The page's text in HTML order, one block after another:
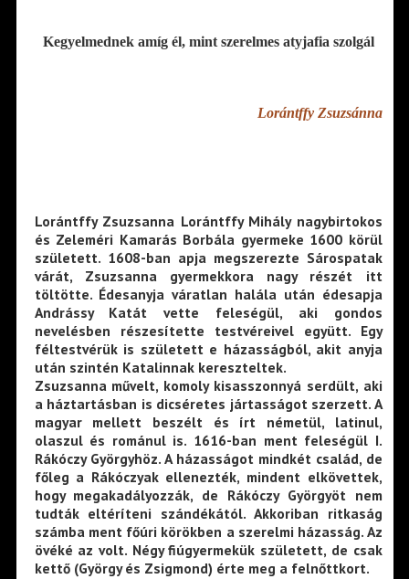
Kegyelmednek amíg él, mint szerelmes atyjafia szolgál
Lorántffy Zsuzsánna
Lorántffy Zsuzsanna Lorántffy Mihály nagybirtokos
és Zeleméri Kamarás Borbála gyermeke 1600 körül
született. 1608-ban apja megszerezte Sárospatak
várát, Zsuzsanna gyermekkora nagy részét itt
töltötte. Édesanyja váratlan halála után édesapja
Andrássy Katát vette feleségül, aki gondos
nevelésben részesítette testvéreivel együtt. Egy
féltestvérük is született e házasságból, akit anyja
után szintén Katalinnak kereszteltek.
Zsuzsanna művelt, komoly kisasszonnyá serdült, aki
a háztartásban is dicséretes jártasságot szerzett. A
magyar mellett beszélt és írt németül, latinul,
olaszul és románul is. 1616-ban ment feleségül I.
Rákóczy Györgyhöz. A házasságot mindkét család, de
főleg a Rákóczyak ellenezték, mindent elkövettek,
hogy megakadályozzák, de Rákóczy Györgyöt nem
tudták eltéríteni szándékától. Akkoriban ritkaság
számba ment főúri körökben a szerelmi házasság. Az
övéké az volt. Négy fiúgyermekük született, de csak
kettő (György és Zsigmond) érte meg a felnőttkort.